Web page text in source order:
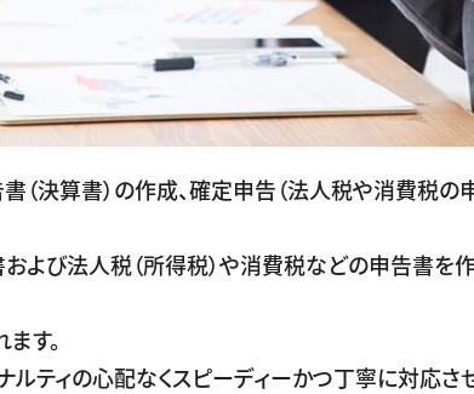
（決算書）の作成、確定申告（法人税や消費税
よび法人税（所得税）や消費税などの申告書を
す。
ティの心配なくスピーディーかつ丁寧に対応さ